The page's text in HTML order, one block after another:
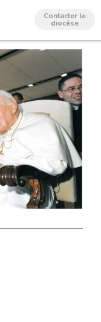
Contacter le
diocèse